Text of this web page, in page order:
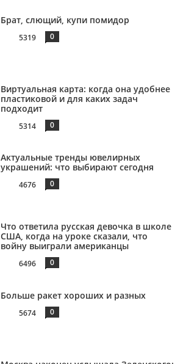
Брат, слющий, купи помидор
5319 0
Виртуальная карта: когда она удобнее
пластиковой и для каких задач
подходит
5314 0
Актуальные тренды ювелирных
украшений: что выбирают сегодня
4676 0
Что ответила русская девочка в школе
США, когда на уроке сказали, что
войну выиграли американцы
6496 0
Больше ракет хороших и разных
5674 0